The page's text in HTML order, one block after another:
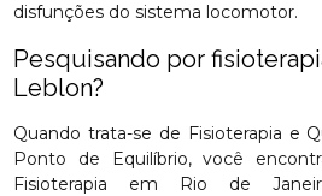
disfunções do sistema locomotor.
Pesquisando por
Leblon?
Quando trata-se de Fisioterapia e
Ponto de Equilíbrio, você
Fisioterapia em Rio de